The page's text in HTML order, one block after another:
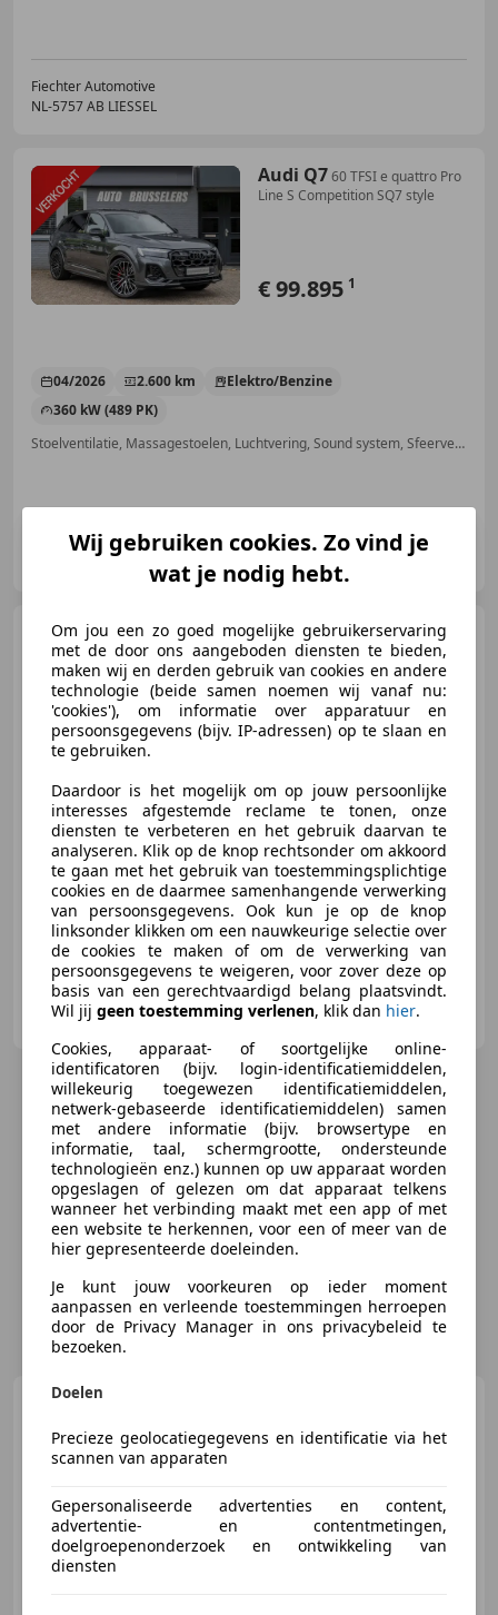
Fiechter Automotive
NL-5757 AB LIESSEL
Audi Q760 TFSI e quattro Pro
Line S Competition SQ7 style
€ 99.895 1
04/2026 2.600 km
Elektro/Benzine
360 kW (489 PK)
Stoelventilatie, Massagestoelen, Luchtvering, Sound system, Sfeerverlichting, Sportstoelen, Elektrisch verstelbare buitenspiegels, Stuurwielverwarming
Autobedrijf Brusselers
Audi Q7 60 TFSIe Comp.
Luchtvering B&O Pano HUD
Trekhaak 2
€ 99.950
05/2026 2.998 km
Elektro/Benzine
360 kW (489 PK)
Autohuis Albert B.V.
NL-7047 CZ BRAAMT
€ 59.795
Wij gebruiken cookies. Zo vind je
wat je nodig hebt.
Om jou een zo goed mogelijke gebruikerservaring
met de door ons aangeboden diensten te bieden,
maken wij en derden gebruik van cookies en andere
technologie (beide samen noemen wij vanaf nu:
'cookies'), om informatie over apparatuur en
persoonsgegevens (bijv. IP-adressen) op te slaan en
te gebruiken.
Daardoor is het mogelijk om op jouw persoonlijke
interesses afgestemde reclame te tonen, onze
diensten te verbeteren en het gebruik daarvan te
analyseren. Klik op de knop rechtsonder om akkoord
te gaan met het gebruik van toestemmingsplichtige
cookies en de daarmee samenhangende verwerking
van persoonsgegevens. Ook kun je op de knop
linksonder klikken om een nauwkeurige selectie over
de cookies te maken of om de verwerking van
persoonsgegevens te weigeren, voor zover deze op
basis van een gerechtvaardigd belang plaatsvindt.
Wil jij geen toestemming verlenen, klik dan hier.
Cookies, apparaat- of soortgelijke online-
identificatoren (bijv. login-identificatiemiddelen,
willekeurig toegewezen identificatiemiddelen,
netwerk-gebaseerde identificatiemiddelen) samen
met andere informatie (bijv. browsertype en
informatie, taal, schermgrootte, ondersteunde
technologieën enz.) kunnen op uw apparaat worden
opgeslagen of gelezen om dat apparaat telkens
wanneer het verbinding maakt met een app of met
een website te herkennen, voor een of meer van de
hier gepresenteerde doeleinden.
Je kunt jouw voorkeuren op ieder moment
aanpassen en verleende toestemmingen herroepen
door de Privacy Manager in ons privacybeleid te
bezoeken.
Doelen
Precieze geolocatiegegevens en identificatie via het
scannen van apparaten
Gepersonaliseerde advertenties en content,
advertentie- en contentmetingen,
doelgroepenonderzoek en ontwikkeling van
diensten